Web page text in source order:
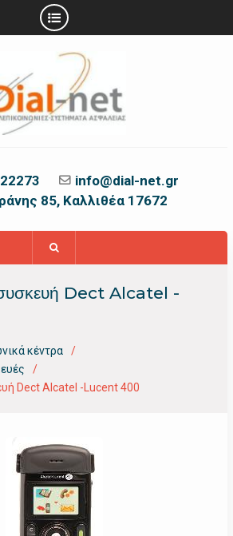
info@dial-net.gr
85, Καλλιθέα 17672
Dect Alcatel -
κέντρα
Dect Alcatel -Lucent 400